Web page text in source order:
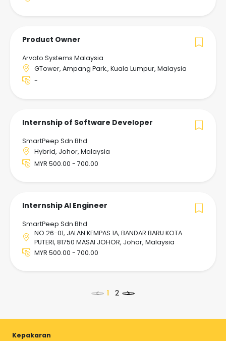
Product Owner
Arvato Systems Malaysia
GTower, Ampang Park., Kuala Lumpur, Malaysia
-
Internship of Software Developer
SmartPeep Sdn Bhd
Hybrid, Johor, Malaysia
MYR 500.00 - 700.00
Internship AI Engineer
SmartPeep Sdn Bhd
NO 26-01, JALAN KEMPAS 1A, BANDAR BARU KOTA
PUTERI, 81750 MASAI JOHOR, Johor, Malaysia
MYR 500.00 - 700.00
< >
Kepakaran